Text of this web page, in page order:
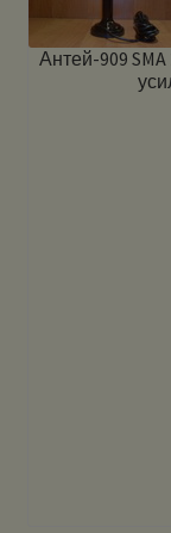
Антей-909